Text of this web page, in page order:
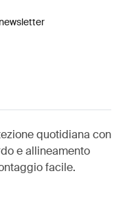
quotidiana con
e allineamento
facile.